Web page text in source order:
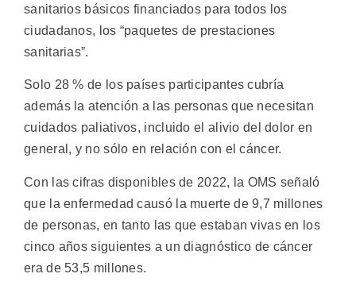
sanitarios básicos financiados para todos los
ciudadanos, los “paquetes de prestaciones
sanitarias”.
Solo 28 % de los países participantes cubría
además la atención a las personas que necesitan
cuidados paliativos, incluido el alivio del dolor en
general, y no sólo en relación con el cáncer.
Con las cifras disponibles de 2022, la OMS señaló
que la enfermedad causó la muerte de 9,7 millones
de personas, en tanto las que estaban vivas en los
cinco años siguientes a un diagnóstico de cáncer
era de 53,5 millones.